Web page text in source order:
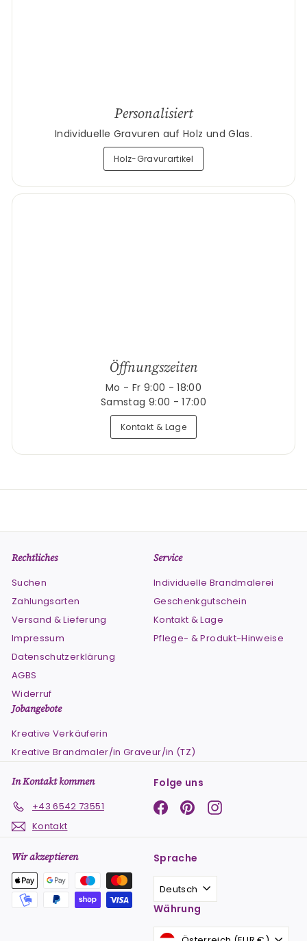
Personalisiert
Individuelle Gravuren auf Holz und Glas.
Holz-Gravurartikel
Öffnungszeiten
Mo - Fr 9:00 - 18:00
Samstag 9:00 - 17:00
Kontakt & Lage
Rechtliches
Suchen
Zahlungsarten
Versand & Lieferung
Impressum
Datenschutzerklärung
AGBS
Widerruf
Service
Individuelle Brandmalerei
Geschenkgutschein
Kontakt & Lage
Pflege- & Produkt-Hinweise
Jobangebote
Kreative Verkäuferin
Kreative Brandmaler/in Graveur/in (TZ)
In Kontakt kommen
+43 6542 73551
Kontakt
Folge uns
Facebook
PinterestInstagram
Wir akzeptieren Sprache
Deutsch
Währung